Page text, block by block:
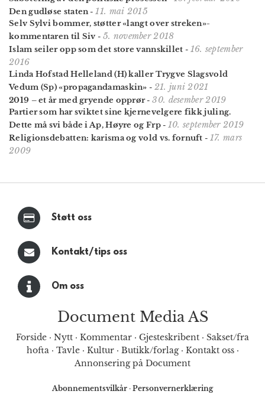
Den gudløse staten-11. mai 2015
Selv Sylvi bommer, støtter «langt over streken»-
kommentaren til Siv - 5. november 2018
Islam seiler opp som det store vannskillet - 16. september
2016
Linda Hofstad Helleland (H) kaller Trygve Slagsvold
Vedum (Sp) «propagandamaskin» - 21. juni 2021
2019 – et år med gryende opprør-30. desember 2019
Partier som har sviktet sine kjernevelgere fikk juling.
Dette må svi både i Ap, Høyre og Frp- 10. september 2019
Religionsdebatten: karisma og vold vs. fornuft - 17. mars
2009
Støtt oss
Kontakt/tips oss
Om oss
Document Media AS
Forside · Nytt · Kommentar · Gjesteskribent · Sakset/fra
hofta· Tavle· Kultur· Butikk/forlag· Kontakt oss·
Annonsering på Document
Abonnementsvilkår · Personvernerklæring